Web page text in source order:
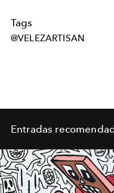
Tags
@VELEZARTISAN
Entradas